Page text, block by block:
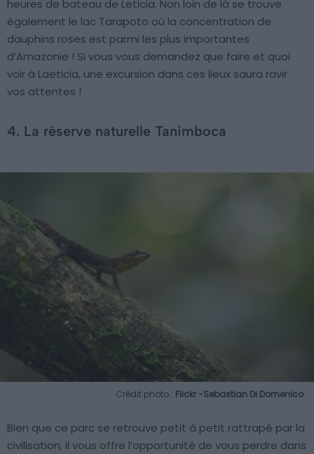
heures de bateau de Leticia. Non loin de là se trouve
également le lac Tarapoto où la concentration de
dauphins roses est parmi les plus importantes
d’Amazonie ! Si vous vous demandez que faire et quoi
voir à Laeticia, une excursion dans ces lieux saura ravir
vos attentes !
4. La réserve naturelle Tanimboca
Crédit photo : Flickr -Sebastian Di Domenico
Bien que ce parc se retrouve petit à petit rattrapé par la
civilisation, il vous offre l’opportunité de vous perdre dans